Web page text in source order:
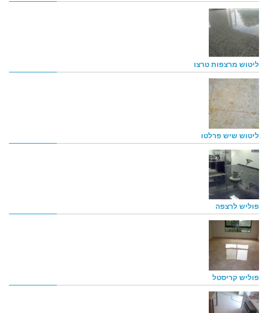
ליטוש מרצפות טרצו
ליטוש שיש פרלטו
פוליש לרצפה
פוליש קריסטל